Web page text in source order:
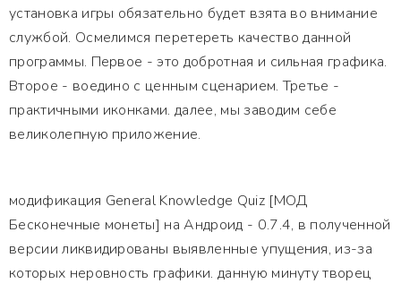
установка игры обязательно будет взята во внимание
службой. Осмелимся перетереть качество данной
программы. Первое - это добротная и сильная графика.
Второе - воедино с ценным сценарием. Третье -
практичными иконками. далее, мы заводим себе
великолепную приложение.
модификация General Knowledge Quiz [МОД
Бесконечные монеты] на Андроид - 0.7.4, в полученной
версии ликвидированы выявленные упущения, из-за
которых неровность графики. данную минуту творец